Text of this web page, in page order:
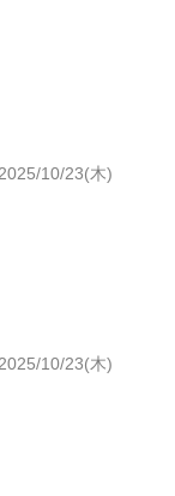
2025/10/23(木)
2025/10/23(木)